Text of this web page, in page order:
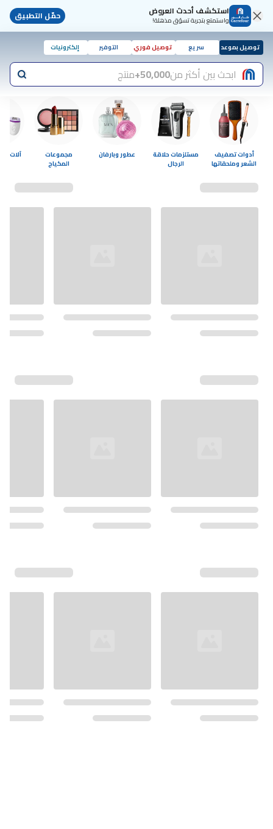
استكشف أحدث العروض
واستمتع بتجربة تسوّق مذهلة! حمّل التطبيق
توصيل بموعد سريع توصيل فوري التوفير إلكترونيات
ابحث بين أكثر من50,000+ منتج
أدوات تصفيف
الشعر وملحقاتها
مستلزمات حلاقة
الرجال
عطور وبارفان مجموعات
المكياج
آلات